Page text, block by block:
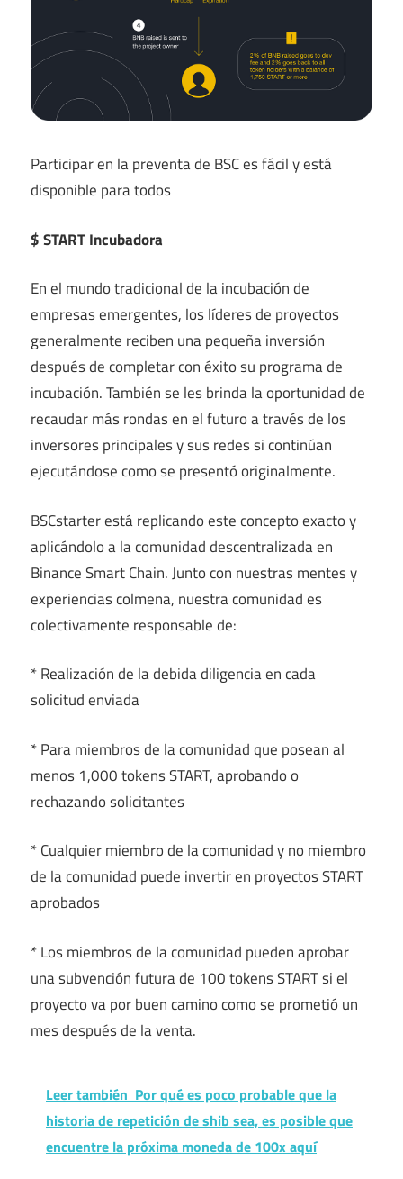
Participar en la preventa de BSC es fácil y está
disponible para todos
$ START Incubadora
En el mundo tradicional de la incubación de
empresas emergentes, los líderes de proyectos
generalmente reciben una pequeña inversión
después de completar con éxito su programa de
incubación. También se les brinda la oportunidad de
recaudar más rondas en el futuro a través de los
inversores principales y sus redes si continúan
ejecutándose como se presentó originalmente.
BSCstarter está replicando este concepto exacto y
aplicándolo a la comunidad descentralizada en
Binance Smart Chain. Junto con nuestras mentes y
experiencias colmena, nuestra comunidad es
colectivamente responsable de:
* Realización de la debida diligencia en cada
solicitud enviada
* Para miembros de la comunidad que posean al
menos 1,000 tokens START, aprobando o
rechazando solicitantes
* Cualquier miembro de la comunidad y no miembro
de la comunidad puede invertir en proyectos START
aprobados
* Los miembros de la comunidad pueden aprobar
una subvención futura de 100 tokens START si el
proyecto va por buen camino como se prometió un
mes después de la venta.
Leer también Por qué es poco probable que la
historia de repetición de shib sea, es posible que
encuentre la próxima moneda de 100x aquí